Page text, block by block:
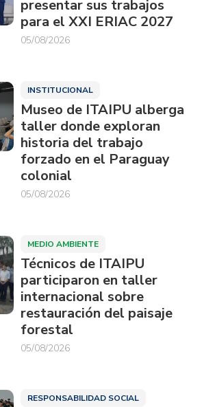
presentar sus trabajos
para el XXI ERIAC 2027
05/08/2026
INSTITUCIONAL
Museo de ITAIPU alberga
taller donde exploran
historia del trabajo
forzado en el Paraguay
colonial
05/08/2026
MEDIO AMBIENTE
Técnicos de ITAIPU
participaron en taller
internacional sobre
restauración del paisaje
forestal
05/08/2026
RESPONSABILIDAD SOCIAL